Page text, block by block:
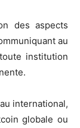
des aspects
au
institution
international,
globale ou